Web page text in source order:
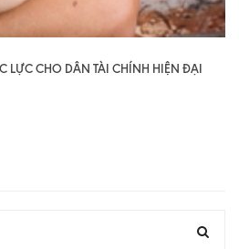
LỰC CHO DÂN TÀI CHÍNH HIỆN ĐẠI